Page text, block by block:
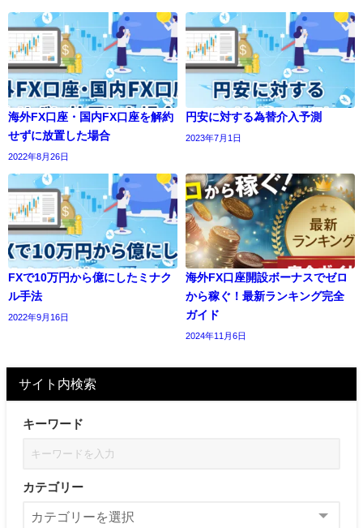
海外FX口座・国内FX口座を解約
せずに放置した場合
2022年8月26日
円安に対する為替介入予測
2023年7月1日
FXで10万円から億にしたミナク
ル手法
2022年9月16日
海外FX口座開設ボーナスでゼロ
から稼ぐ！最新ランキング完全
ガイド
2024年11月6日
サイト内検索
キーワード
カテゴリー